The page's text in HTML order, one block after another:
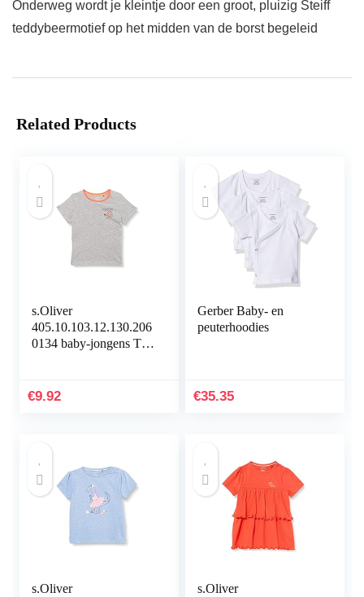
Onderweg wordt je kleintje door een groot, pluizig Steiff
teddybeermotief op het midden van de borst begeleid
Related Products
s.Oliver
405.10.103.12.130.206
0134 baby-jongens T-
€9.92
Gerber Baby- en
peuterhoodies
€35.35
s.Oliver
s.Oliver